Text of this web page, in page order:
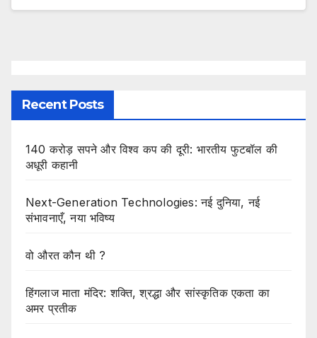
Recent Posts
140 करोड़ सपने और विश्व कप की दूरी: भारतीय फुटबॉल की
अधूरी कहानी
Next-Generation Technologies: नई दुनिया, नई
संभावनाएँ, नया भविष्य
वो औरत कौन थी ?
हिंगलाज माता मंदिर: शक्ति, श्रद्धा और सांस्कृतिक एकता का
अमर प्रतीक